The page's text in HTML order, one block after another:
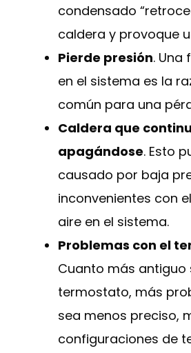
condensado
caldera y provoque
Pierde presión. Una
en el sistema es la
común para una
Caldera que
apagándose. Esto
causado por baja
inconvenientes con
aire en el sistema.
Problemas con el
Cuanto más antiguo
termostato, más
sea menos preciso,
configuraciones de